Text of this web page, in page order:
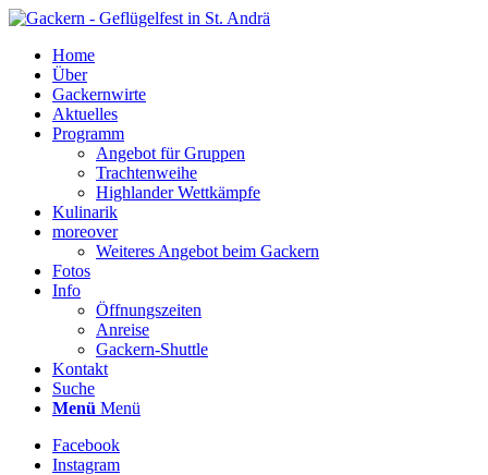
Home
Über
Gackernwirte
Aktuelles
Programm
Angebot für Gruppen
Trachtenweihe
Highlander Wettkämpfe
Kulinarik
moreover
Weiteres Angebot beim Gackern
Fotos
Info
Öffnungszeiten
Anreise
Gackern-Shuttle
Kontakt
Suche
Menü Menü
Facebook
Instagram